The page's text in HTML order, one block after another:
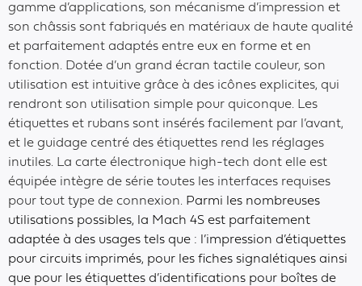
gamme d’applications, son mécanisme d’impression et
son châssis sont fabriqués en matériaux de haute qualité
et parfaitement adaptés entre eux en forme et en
fonction. Dotée d’un grand écran tactile couleur, son
utilisation est intuitive grâce à des icônes explicites, qui
rendront son utilisation simple pour quiconque. Les
étiquettes et rubans sont insérés facilement par l’avant,
et le guidage centré des étiquettes rend les réglages
inutiles. La carte électronique high-tech dont elle est
équipée intègre de série toutes les interfaces requises
pour tout type de connexion. Parmi les nombreuses
utilisations possibles, la Mach 4S est parfaitement
adaptée à des usages tels que : l’impression d’étiquettes
pour circuits imprimés, pour les fiches signalétiques ainsi
que pour les étiquettes d’identifications pour boîtes de